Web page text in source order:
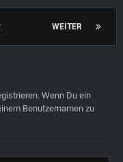
WEITER
Wenn Du ein
Benutzernamen zu